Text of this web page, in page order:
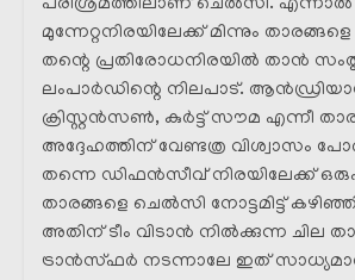
പരിശ്രമത്തിലാണ് ചെൽസി. എന്നാൽ
മുന്നേറ്റനിരയിലേക്ക് മിന്നും
തന്റെ പ്രതിരോധനിരയിൽ താൻ
ലംപാർഡിന്റെ നിലപാട്.
ക്രിസ്റ്റൻസൺ, കുർട്ട് സൗമ എന്നീ
അദ്ദേഹത്തിന് വേണ്ടത്ര വിശ്വാസം
തന്നെ ഡിഫൻസീവ് നിരയിലേക്ക്
താരങ്ങളെ ചെൽസി നോട്ടമിട്ട്
അതിന് ടീം വിടാൻ നിൽക്കുന്ന ചില
ട്രാൻസ്ഫർ നടന്നാലേ ഇത്